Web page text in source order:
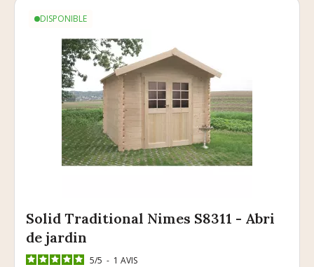
DISPONIBLE
Solid Traditional Nimes S8311 - Abri
de jardin
5/5 - 1 AVIS